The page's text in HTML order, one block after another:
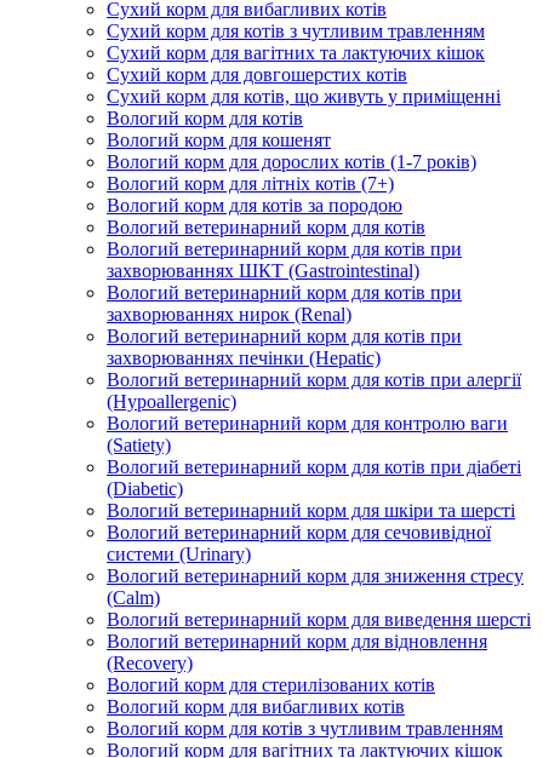
Сухий корм для вибагливих котів
Сухий корм для котів з чутливим травленням
Сухий корм для вагітних та лактуючих кішок
Сухий корм для довгошерстих котів
Сухий корм для котів, що живуть у приміщенні
Вологий корм для котів
Вологий корм для кошенят
Вологий корм для дорослих котів (1-7 років)
Вологий корм для літніх котів (7+)
Вологий корм для котів за породою
Вологий ветеринарний корм для котів
Вологий ветеринарний корм для котів при
захворюваннях ШКТ (Gastrointestinal)
Вологий ветеринарний корм для котів при
захворюваннях нирок (Renal)
Вологий ветеринарний корм для котів при
захворюваннях печінки (Hepatic)
Вологий ветеринарний корм для котів при алергії
(Hypoallergenic)
Вологий ветеринарний корм для контролю ваги
(Satiety)
Вологий ветеринарний корм для котів при діабеті
(Diabetic)
Вологий ветеринарний корм для шкіри та шерсті
Вологий ветеринарний корм для сечовивідної
системи (Urinary)
Вологий ветеринарний корм для зниження стресу
(Calm)
Вологий ветеринарний корм для виведення шерсті
Вологий ветеринарний корм для відновлення
(Recovery)
Вологий корм для стерилізованих котів
Вологий корм для вибагливих котів
Вологий корм для котів з чутливим травленням
Вологий корм для вагітних та лактуючих кішок